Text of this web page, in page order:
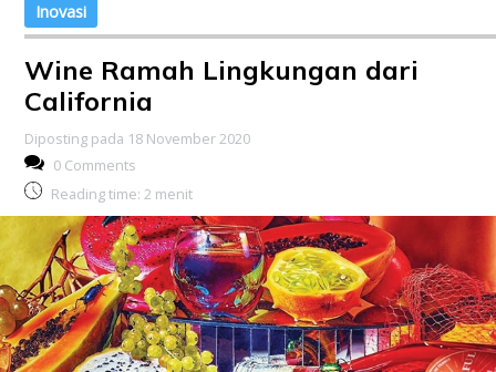
Inovasi
Wine Ramah Lingkungan dari
California
Diposting pada 18 November 2020
0 Comments
Reading time: 2 menit